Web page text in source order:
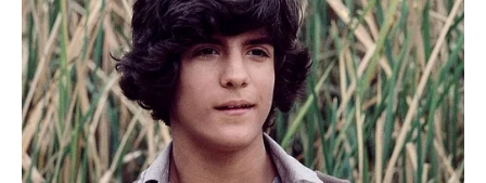
11:11 / 06 Avqust 2026 CƏMİYYƏT
"Qaçqınkom" aylıq müavinətlə bağlı
RƏSMİ AÇIQLAMA YAYDI
220 0 0